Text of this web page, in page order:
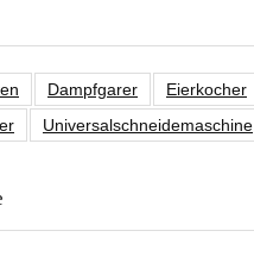
Dampfgarer
Eierkocher
Universalschneidemaschine